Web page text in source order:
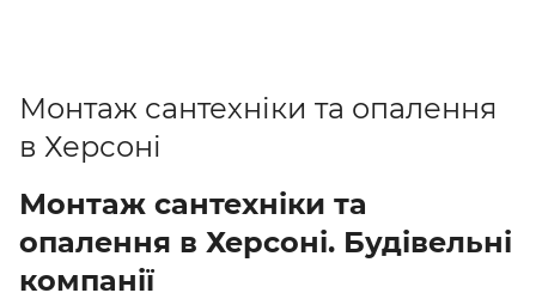
Монтаж сантехніки та опалення
в Херсоні
Монтаж сантехніки та
опалення в Херсоні. Будівельні
компанії